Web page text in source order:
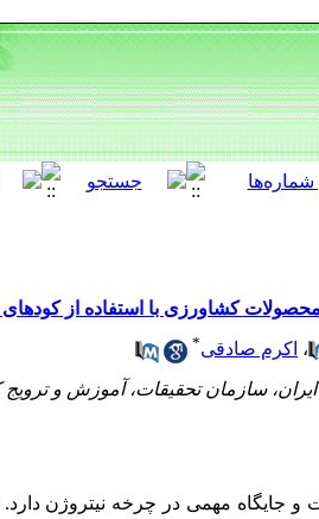
محصولات کشاورزی با استفاده از
، اکرم صادقی*
سازمان تحقیقات، آموزش و
و جایگاه مهمی در چرخه نیتروژن